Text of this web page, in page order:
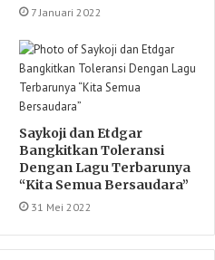
7 Januari 2022
Saykoji dan Etdgar
Bangkitkan Toleransi
Dengan Lagu Terbarunya
“Kita Semua Bersaudara”
31 Mei 2022